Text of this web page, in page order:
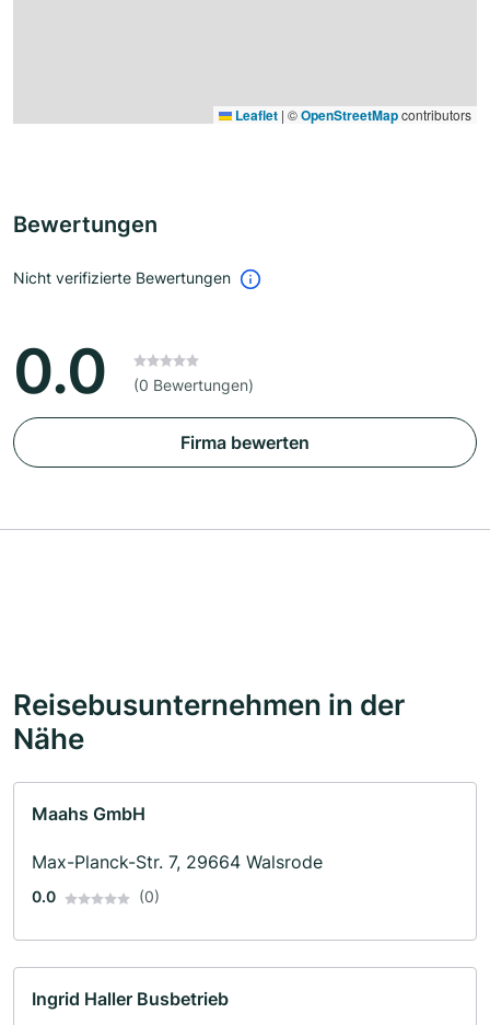
Leaflet | ©OpenStreetMapcontributors
Bewertungen
Nicht verifizierte Bewertungen
0.0 (0 Bewertungen)
Firma bewerten
Reisebusunternehmen in der
Nähe
Maahs GmbH
Max-Planck-Str. 7, 29664 Walsrode
0.0 (0)
Ingrid Haller Busbetrieb